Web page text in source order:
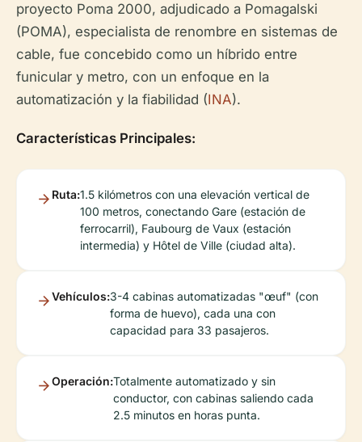
proyecto Poma 2000, adjudicado a Pomagalski
(POMA), especialista de renombre en sistemas de
cable, fue concebido como un híbrido entre
funicular y metro, con un enfoque en la
automatización y la fiabilidad (INA).
Características Principales:
Ruta:1.5 kilómetros con una elevación vertical de
100 metros, conectando Gare (estación de
ferrocarril), Faubourg de Vaux (estación
intermedia) y Hôtel de Ville (ciudad alta).
Vehículos:3-4 cabinas automatizadas "œuf" (con
forma de huevo), cada una con
capacidad para 33 pasajeros.
Operación:Totalmente automatizado y sin
conductor, con cabinas saliendo cada
2.5 minutos en horas punta.